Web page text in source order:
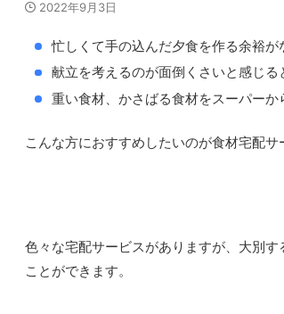
2022年9月3日
忙しくて手の込んだ夕食を作る余裕
献立を考えるのが面倒くさいと感じ
重い食材、かさばる食材をスーパー
こんな方におすすめしたいのが食材宅配サ
色々な宅配サービスがありますが、大別
ことができます。